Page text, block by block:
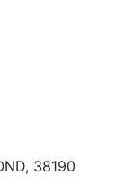
38190